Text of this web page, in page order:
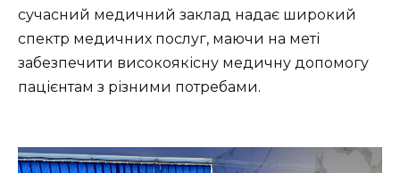
сучасний медичний заклад надає широкий
спектр медичних послуг, маючи на меті
забезпечити високоякісну медичну допомогу
пацієнтам з різними потребами.